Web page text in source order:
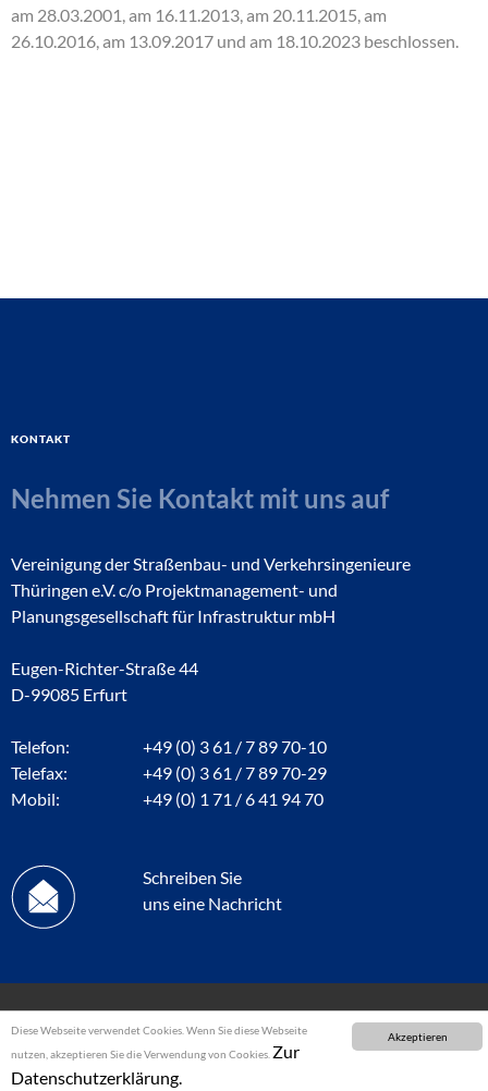
Akzeptieren
Diese Webseite verwendet Cookies. Wenn Sie diese Webseite
nutzen, akzeptieren Sie die Verwendung von Cookies. Zur
Datenschutzerklärung.
am 28.03.2001, am 16.11.2013, am 20.11.2015, am
26.10.2016, am 13.09.2017 und am 18.10.2023 beschlossen.
Kontakt
Nehmen Sie Kontakt mit uns auf
Vereinigung der Straßenbau- und Verkehrsingenieure
Thüringen e.V. c/o Projektmanagement- und
Planungsgesellschaft für Infrastruktur mbH
Eugen-Richter-Straße 44
D-99085 Erfurt
Telefon:
+49 (0) 3 61 / 7 89 70-10
Telefax:
+49 (0) 3 61 / 7 89 70-29
Mobil:
+49 (0) 1 71 / 6 41 94 70
Schreiben Sie
uns eine Nachricht